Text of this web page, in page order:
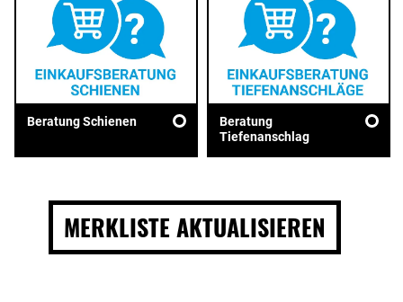
Beratung Schienen
Beratung
Tiefenanschlag
MERKLISTE AKTUALISIEREN